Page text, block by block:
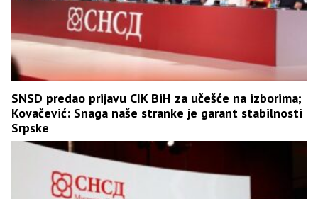
SNSD predao prijavu CIK BiH za učešće na izborima;
Kovačević: Snaga naše stranke je garant stabilnosti
Srpske